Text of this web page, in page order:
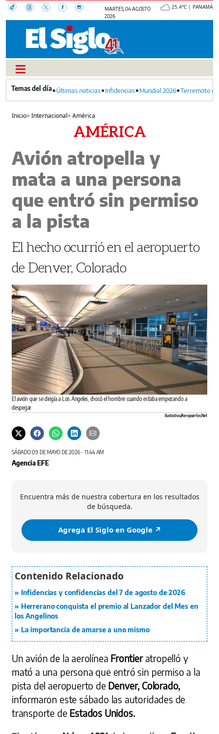
MARTES, 04 AGOSTO
2026
25.4°C | PANAMÁ
Últimas noticias Infidencias Mundial 2026 Terremoto
Inicio>Internacional>América
AMÉRICA
Avión atropella y
mata a una persona
que entró sin permiso
a la pista
El hecho ocurrió en el aeropuerto
de Denver, Colorado
El avión que se dirigía a Los Ángeles, chocó el hombre cuando estaba empezando a
despegar.
Ilustrativa/Aeropuertos.Net
SÁBADO 09 DE MAYO DE 2026 - 11:44 AM
Agencia EFE
Encuentra más de nuestra cobertura en los resultados
de búsqueda.
Agrega El Siglo en Google ↗️
Infidencias y confidencias del 7 de agosto de 2026
Herrerano conquista el premio al Lanzador del Mes en
los Angelinos
La importancia de amarse a uno mismo
Un avión de la aerolínea Frontieratropelló y
mató a una persona que entró sin permiso a la
pista del aeropuerto de Denver, Colorado,
informaron este sábado las autoridades de
transporte de Estados Unidos.